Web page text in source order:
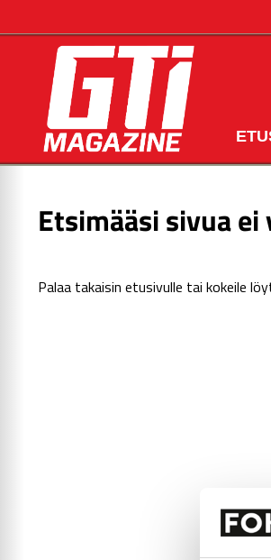
Etsimääsi sivua
Palaa takaisin etusivulle tai kokeile